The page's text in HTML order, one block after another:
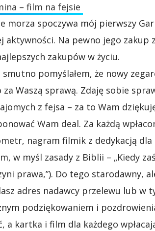
– film na fejsie
morza spoczywa mój pierwszy
aktywności. Na pewno jego zakup
zakupów w życiu.
smutno pomyślałem, że nowy
Waszą sprawą. Zdaję sobie
z fejsa – za to Wam
Wam deal. Za każdą
nagram filmik z dedykacją dla
w myśl zasady z Biblii – „Kiedy
prawa,”). Do tego starodawny,
adres nadawcy przelewu lub w
podziękowaniem i
a kartka i film dla każdego